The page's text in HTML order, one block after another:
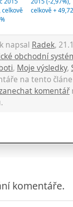
celkově
celkově +
napsal Radek,
obchodní
, Moje výsledky,
na tento
komentář
komentáře.